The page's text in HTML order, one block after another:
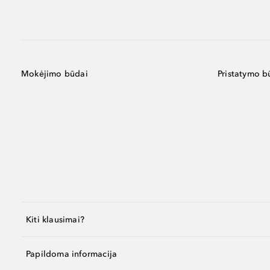
Mokėjimo būdai Pristatymo
Kiti klausimai?
Papildoma informacija